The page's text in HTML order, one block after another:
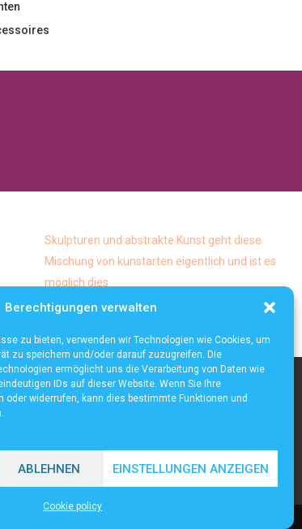
Berechtigungen verwalten
zu bieten, verwenden wir Technologien wie Cookies, um
zu speichern und/oder darauf zuzugreifen. Die
ermöglicht uns die Verarbeitung von Daten wie
IDs auf dieser Website. Wenn Sie Ihre
widerrufen, kann dies bestimmte Funktionen und
ABLEHNEN EINSTELLUNGEN ANZEIGEN
Cookie policy
Skulpturen und abstrakte Kunst geht diese
Mischung von kunstarten eigentlich und ist es
möglich dies
Die häufigsten Mythen über die